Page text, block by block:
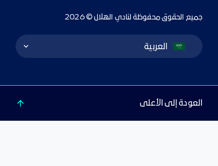
جميع الحقوق محفوظة لنادي الهلال © 2026
Language Switcher
العربية
العودة إلى الأعلى